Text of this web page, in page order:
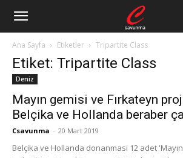
Ana Sayfa Etiketler Tripartite Class
Etiket: Tripartite Class
Deniz
Mayın gemisi ve Fırkateyn
Belçika ve Hollanda beraber
Csavunma - 20 Mart 2019
Belçika ve Hollanda donanması 12 adet